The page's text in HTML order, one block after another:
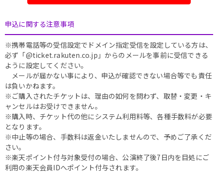
申込に関する注意事項
※携帯電話等の受信設定でドメイン指定受信を設定している方は、
必ず「@ticket.rakuten.co.jp」からのメールを事前に受信できる
ように設定してください。
メールが届かない事により、申込が確認できない場合等でも責任
は負いかねます。
※ご購入されたチケットは、理由の如何を問わず、取替・変更・キ
ャンセルはお受けできません。
※購入時、チケット代の他にシステム利用料等、各種手数料が必要
となります。
※中止等の場合、手数料は返金いたしませんので、予めご了承くだ
さい。
※楽天ポイント付与対象受付の場合、公演終了後7日内を目処にご
利用の楽天会員IDへポイント付与されます。